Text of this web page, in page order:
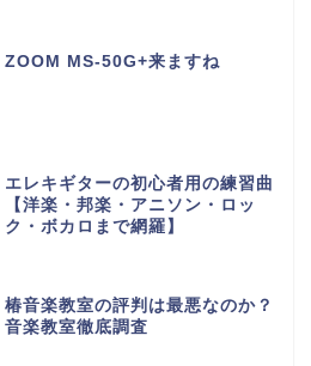
ZOOM MS-50G+来ますね
エレキギターの初心者用の練習曲
【洋楽・邦楽・アニソン・ロッ
ク・ボカロまで網羅】
椿音楽教室の評判は最悪なのか？
音楽教室徹底調査